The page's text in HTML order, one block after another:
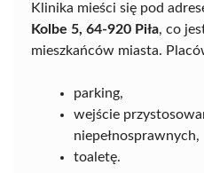
Klinika mieści się pod
Kolbe 5, 64-920 Piła, co
mieszkańców miasta.
parking,
wejście
niepełnosprawnych,
toaletę.